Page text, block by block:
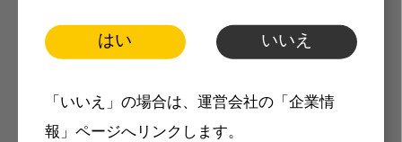
はい いいえ
「いいえ」の場合は、運営会社の「企業情
報」ページへリンクします。
製品価格も閲覧可能